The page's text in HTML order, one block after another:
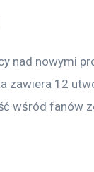
nad nowymi
zawiera 12
wśród fanów